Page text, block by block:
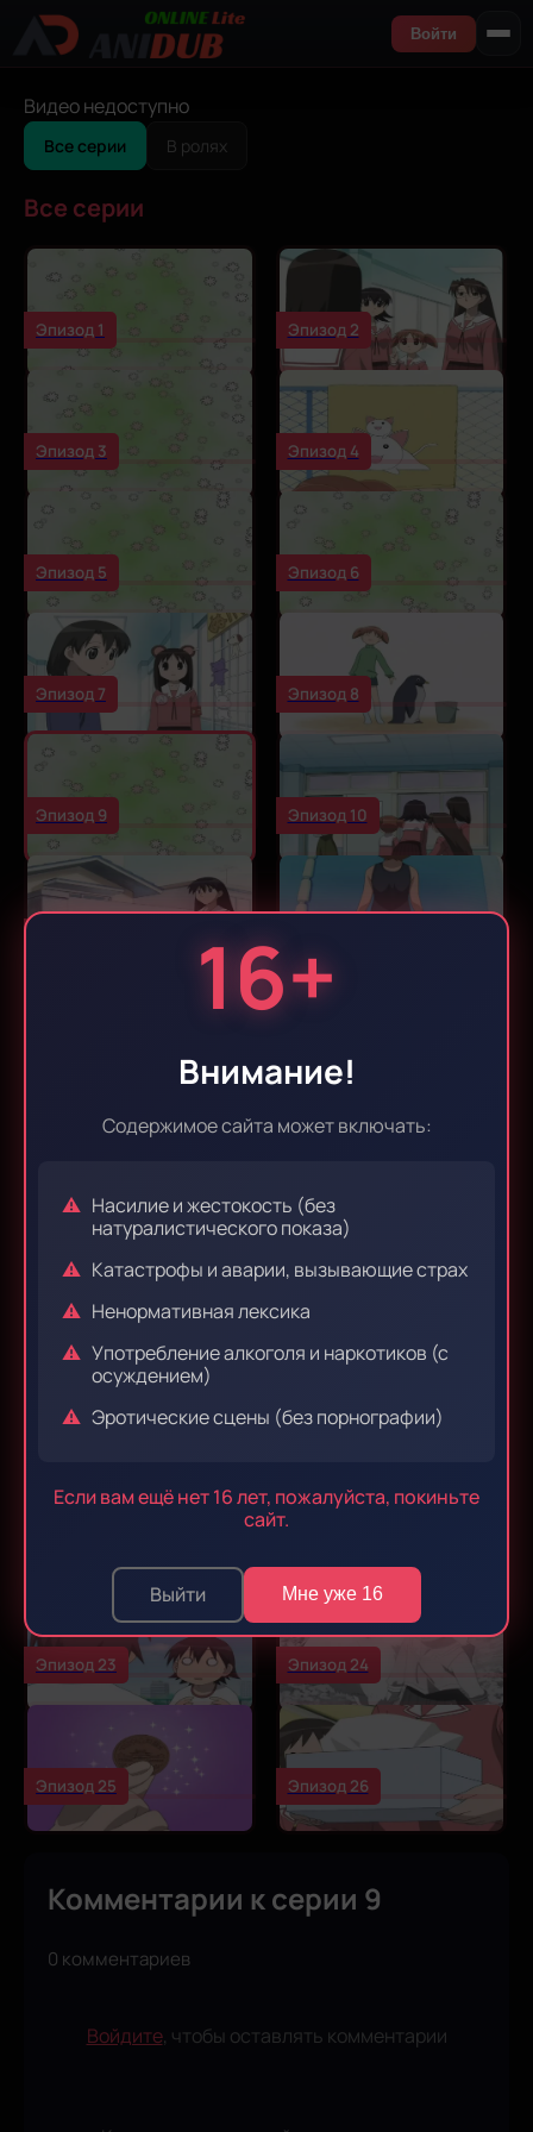
16+
Внимание!
Содержимое сайта может включать:
Насилие и жестокость (без
натуралистического показа)
Катастрофы и аварии, вызывающие страх
Ненормативная лексика
Употребление алкоголя и наркотиков (с
осуждением)
Эротические сцены (без порнографии)
Если вам ещё нет 16 лет, пожалуйста, покиньте
сайт.
Выйти Мне уже 16
Войти
Видео недоступно
Все серии В ролях
Все серии
Эпизод 1 Эпизод 2
Эпизод 3 Эпизод 4
Эпизод 5 Эпизод 6
Эпизод 7 Эпизод 8
Эпизод 9 Эпизод 10
Эпизод 14
Эпизод 17
Эпизод 19 Эпизод 20
Эпизод 23 Эпизод 24
Эпизод 25 Эпизод 26
Комментарии к серии 9
0 комментариев
Войдите, чтобы оставлять комментарии